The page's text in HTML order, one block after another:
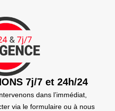
7j/7 et 24h/24
dans l’immédiat,
via le formulaire ou à nous